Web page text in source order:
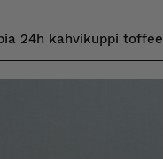
24h kahvikuppi toffee